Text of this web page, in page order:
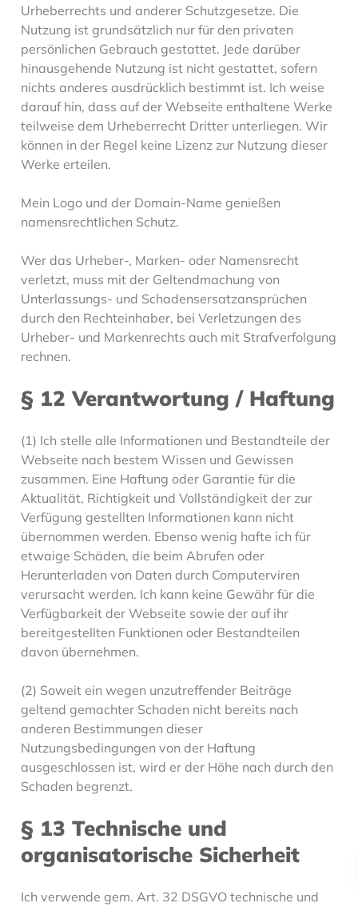
Urheberrechts und anderer Schutzgesetze. Die
Nutzung ist grundsätzlich nur für den privaten
persönlichen Gebrauch gestattet. Jede darüber
hinausgehende Nutzung ist nicht gestattet, sofern
nichts anderes ausdrücklich bestimmt ist. Ich weise
darauf hin, dass auf der Webseite enthaltene Werke
teilweise dem Urheberrecht Dritter unterliegen. Wir
können in der Regel keine Lizenz zur Nutzung dieser
Werke erteilen.
Mein Logo und der Domain-Name genießen
namensrechtlichen Schutz.
Wer das Urheber-, Marken- oder Namensrecht
verletzt, muss mit der Geltendmachung von
Unterlassungs- und Schadensersatzansprüchen
durch den Rechteinhaber, bei Verletzungen des
Urheber- und Markenrechts auch mit Strafverfolgung
rechnen.
§ 12 Verantwortung / Haftung
(1) Ich stelle alle Informationen und Bestandteile der
Webseite nach bestem Wissen und Gewissen
zusammen. Eine Haftung oder Garantie für die
Aktualität, Richtigkeit und Vollständigkeit der zur
Verfügung gestellten Informationen kann nicht
übernommen werden. Ebenso wenig hafte ich für
etwaige Schäden, die beim Abrufen oder
Herunterladen von Daten durch Computerviren
verursacht werden. Ich kann keine Gewähr für die
Verfügbarkeit der Webseite sowie der auf ihr
bereitgestellten Funktionen oder Bestandteilen
davon übernehmen.
(2) Soweit ein wegen unzutreffender Beiträge
geltend gemachter Schaden nicht bereits nach
anderen Bestimmungen dieser
Nutzungsbedingungen von der Haftung
ausgeschlossen ist, wird er der Höhe nach durch den
Schaden begrenzt.
§ 13 Technische und
organisatorische Sicherheit
Ich verwende gem. Art. 32 DSGVO technische und